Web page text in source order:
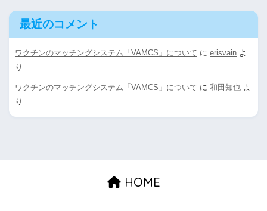
最近のコメント
ワクチンのマッチングシステム「VAMCS」について に erisvain よ
り
ワクチンのマッチングシステム「VAMCS」について に 和田知也 よ
り
HOME